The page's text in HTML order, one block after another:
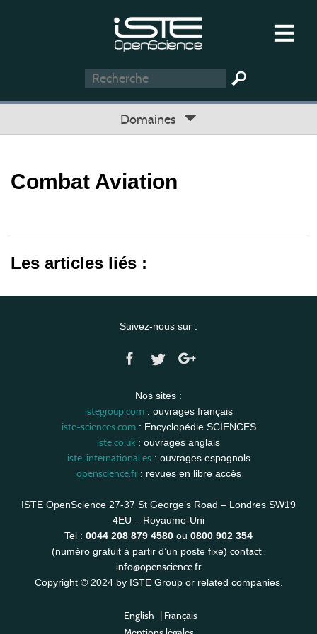
Domaines
Combat Aviation
Les articles liés :
Suivez-nous sur :
Nos sites :
istegroup.com: ouvrages français
iste-sciences.com: Encyclopédie SCIENCES
iste.co.uk : ouvrages anglais
iste-international.es: ouvrages espagnols
openscience.fr: revues en libre accès
ISTE OpenScience 27-37 St George’s Road – Londres SW19
4EU – Royaume-Uni
Tel : 0044 208 879 4580 ou 0800 902 354
(numéro gratuit à partir d’un poste fixe) contact :
info@openscience.fr
Copyright © 2024 by ISTE Group or related companies.
English | Français